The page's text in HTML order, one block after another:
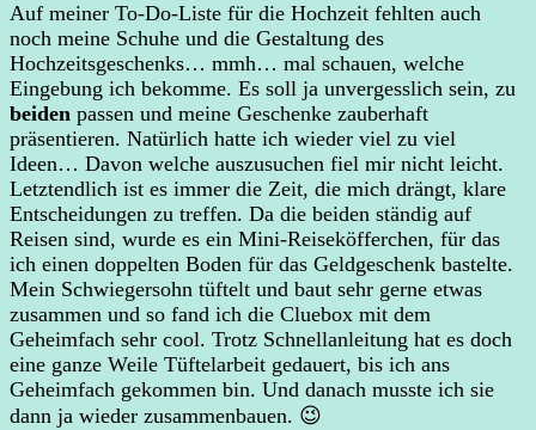
Auf meiner To-Do-Liste für die Hochzeit fehlten auch
noch meine Schuhe und die Gestaltung des
Hochzeitsgeschenks… mmh… mal schauen, welche
Eingebung ich bekomme. Es soll ja unvergesslich sein, zu
beiden passen und meine Geschenke zauberhaft
präsentieren. Natürlich hatte ich wieder viel zu viel
Ideen… Davon welche auszusuchen fiel mir nicht leicht.
Letztendlich ist es immer die Zeit, die mich drängt, klare
Entscheidungen zu treffen. Da die beiden ständig auf
Reisen sind, wurde es ein Mini-Reiseköfferchen, für das
ich einen doppelten Boden für das Geldgeschenk bastelte.
Mein Schwiegersohn tüftelt und baut sehr gerne etwas
zusammen und so fand ich die Cluebox mit dem
Geheimfach sehr cool. Trotz Schnellanleitung hat es doch
eine ganze Weile Tüftelarbeit gedauert, bis ich ans
Geheimfach gekommen bin. Und danach musste ich sie
dann ja wieder zusammenbauen. 😉